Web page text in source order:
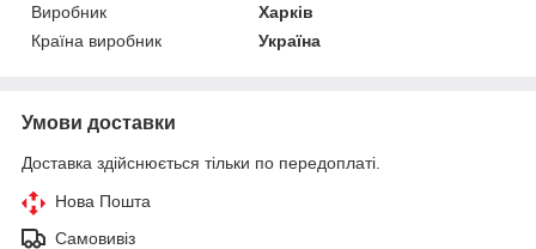
Виробник
Харків
Країна виробник
Україна
Умови доставки
Доставка здійснюється тільки по передоплаті.
Нова Пошта
Самовивіз